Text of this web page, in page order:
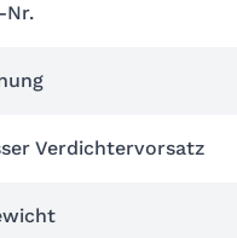
Nr.
Verdichtervorsatz